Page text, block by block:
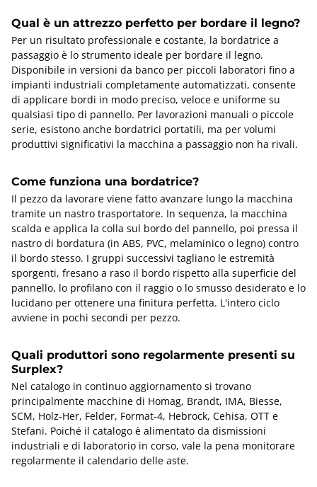
Qual è un attrezzo perfetto per bordare il legno?
Per un risultato professionale e costante, la bordatrice a
passaggio è lo strumento ideale per bordare il legno.
Disponibile in versioni da banco per piccoli laboratori fino a
impianti industriali completamente automatizzati, consente
di applicare bordi in modo preciso, veloce e uniforme su
qualsiasi tipo di pannello. Per lavorazioni manuali o piccole
serie, esistono anche bordatrici portatili, ma per volumi
produttivi significativi la macchina a passaggio non ha rivali.
Come funziona una bordatrice?
Il pezzo da lavorare viene fatto avanzare lungo la macchina
tramite un nastro trasportatore. In sequenza, la macchina
scalda e applica la colla sul bordo del pannello, poi pressa il
nastro di bordatura (in ABS, PVC, melaminico o legno) contro
il bordo stesso. I gruppi successivi tagliano le estremità
sporgenti, fresano a raso il bordo rispetto alla superficie del
pannello, lo profilano con il raggio o lo smusso desiderato e lo
lucidano per ottenere una finitura perfetta. L'intero ciclo
avviene in pochi secondi per pezzo.
Quali produttori sono regolarmente presenti su
Surplex?
Nel catalogo in continuo aggiornamento si trovano
principalmente macchine di Homag, Brandt, IMA, Biesse,
SCM, Holz-Her, Felder, Format-4, Hebrock, Cehisa, OTT e
Stefani. Poiché il catalogo è alimentato da dismissioni
industriali e di laboratorio in corso, vale la pena monitorare
regolarmente il calendario delle aste.